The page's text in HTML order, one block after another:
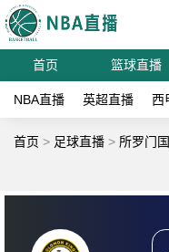
首页 篮球直播
NBA直播 英超直播 西
首页 > 足球直播 > 所罗门